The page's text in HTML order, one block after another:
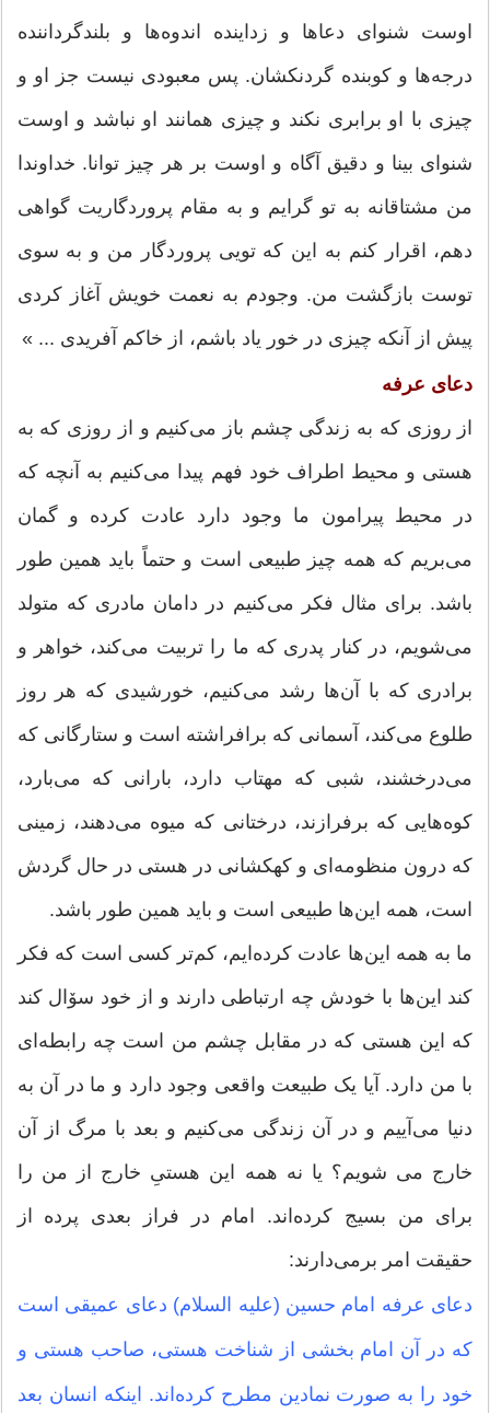
اوست شنوای دعاها و زداینده اندوه‌ها و بلندگرداننده
درجه‌ها و کوبنده گردنکشان. پس معبودی نیست جز او و
چیزی با او برابری نکند و چیزی همانند او نباشد و اوست
شنوای بینا و دقیق آگاه و اوست بر هر چیز توانا. خداوندا
من مشتاقانه به تو گرایم و به مقام پروردگاریت گواهی
دهم، اقرار کنم به این که تویی پروردگار من و به سوی
توست بازگشت من. وجودم به نعمت خویش آغاز کردی
پیش از آنکه چیزی در خور یاد باشم، از خاکم آفریدی ... »
دعای عرفه
از روزی که به زندگی چشم باز می‌کنیم و از روزی که به
هستی و محیط اطراف خود فهم پیدا می‌کنیم به آنچه که
در محیط پیرامون ما وجود دارد عادت کرده و گمان
می‌بریم که همه چیز طبیعی است و حتماً باید همین طور
باشد. برای مثال فکر می‌کنیم در دامان مادری که متولد
می‌شویم، در کنار پدری که ما را تربیت می‌کند، خواهر و
برادری که با آن‌ها رشد می‌کنیم، خورشیدی که هر روز
طلوع می‌کند، آسمانی که برافراشته است و ستارگانی که
می‌درخشند، شبی که مهتاب دارد، بارانی که می‌بارد،
کوه‌هایی که برفرازند، درختانی که میوه می‌دهند، زمینی
که درون منظومه‌ای و کهکشانی در هستی در حال گردش
است، همه این‌ها طبیعی است و باید همین طور باشد.
ما به همه این‌ها عادت کرده‌ایم، کم‌تر کسی است که فکر
کند این‌ها با خودش چه ارتباطی دارند و از خود سۆال کند
که این هستی که در مقابل چشم من است چه رابطه‌ای
با من دارد. آیا یک طبیعت واقعی وجود دارد و ما در آن به
دنیا می‌آییم و در آن زندگی می‌کنیم و بعد با مرگ از آن
خارج می شویم؟ یا نه همه این هستیِ خارج از من را
برای من بسیج کرده‌اند. امام در فراز بعدی پرده از
حقیقت امر برمی‌دارند:
دعای عرفه امام حسین (علیه السلام) دعای عمیقی است
که در آن امام بخشی از شناخت هستی، صاحب هستی و
خود را به صورت نمادین مطرح کرده‌اند. اینکه انسان بعد